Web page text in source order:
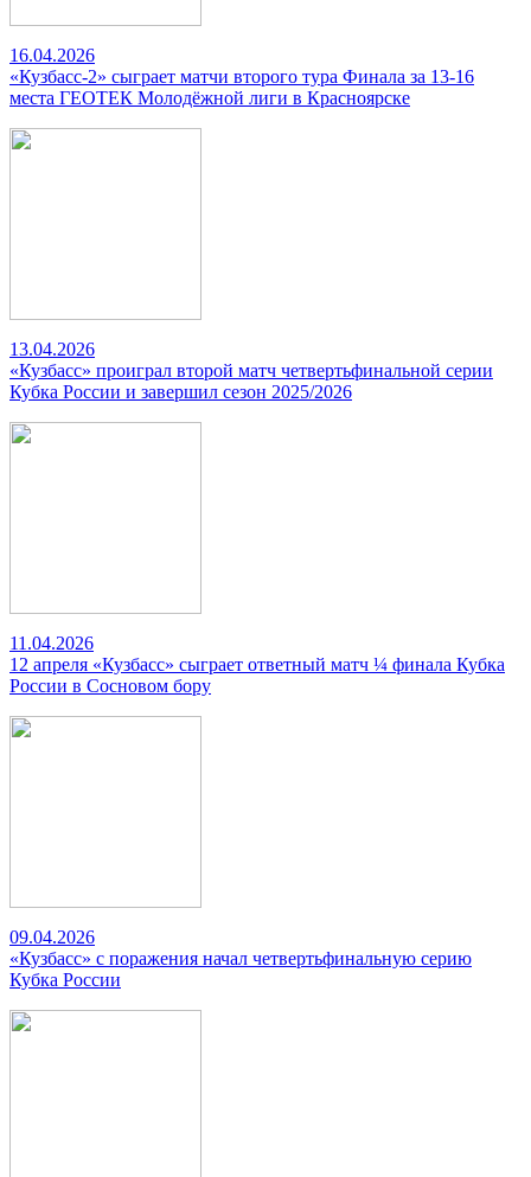
16.04.2026
«Кузбасс-2» сыграет матчи второго тура Финала за 13-16
места ГЕОТЕК Молодёжной лиги в Красноярске
13.04.2026
«Кузбасс» проиграл второй матч четвертьфинальной серии
Кубка России и завершил сезон 2025/2026
11.04.2026
12 апреля «Кузбасс» сыграет ответный матч ¼ финала Кубка
России в Сосновом бору
09.04.2026
«Кузбасс» с поражения начал четвертьфинальную серию
Кубка России